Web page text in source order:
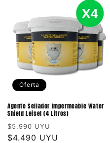
Oferta
Agente Sellador Impermeable Water
Shield Leisel (4 Litros)
Precio
habitual
$5.990 UYU
de
$4.490 UYU